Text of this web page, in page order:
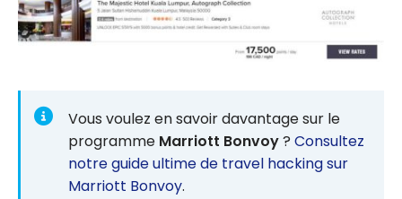
Vous voulez en savoir davantage sur le
programme Marriott Bonvoy? Consultez
notre guide ultime de travel hacking sur
Marriott Bonvoy.